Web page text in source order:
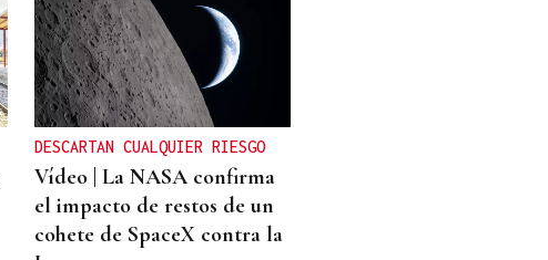
DESCARTAN CUALQUIER RIESGO
Vídeo | La NASA confirma
el impacto de restos de un
cohete de SpaceX contra la